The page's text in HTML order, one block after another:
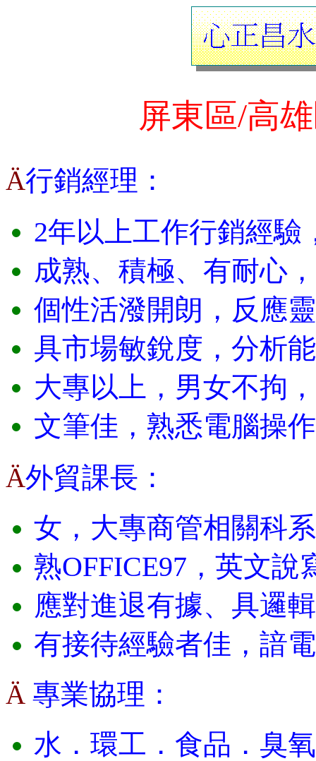
屏東區/高
Ä行銷經理：
2年以上工作行銷經驗
成熟、積極、有耐心
個性活潑開朗，反應
具市場敏銳度，分析
大專以上，男女不拘
文筆佳，熟悉電腦操
Ä外貿課長：
女，大專商管相關科
熟OFFICE97 ，英文
應對進退有據、具邏
有接待經驗者佳，諳
Ä 專業協理：
水．環工．食品．臭